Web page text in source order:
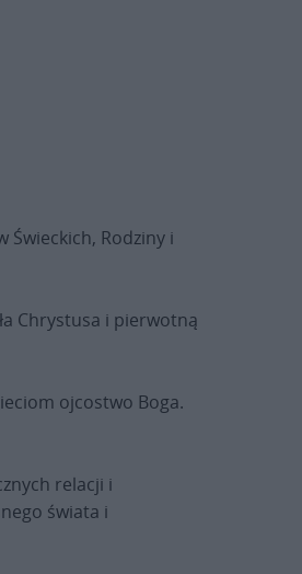
Świeckich, Rodziny i
Chrystusa i pierwotną
ojcostwo Boga.
relacji i
świata i